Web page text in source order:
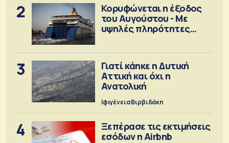
2
Κορυφώνεται η έξοδος
του Αυγούστου - Με
υψηλές πληρότητες
3
Γιατί κάηκε η Δυτική
Αττική και όχι η
Ανατολική
Ιφιγένεια Βιρβιδάκη
4
Ξεπέρασε τις εκτιμήσεις
εσόδων η Airbnb